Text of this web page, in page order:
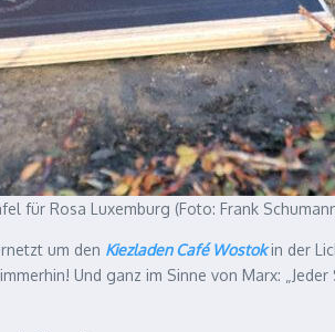
für Rosa Luxemburg (Foto: Frank
um den Kiezladen Café Wostokin der
Und ganz im Sinne von Marx: